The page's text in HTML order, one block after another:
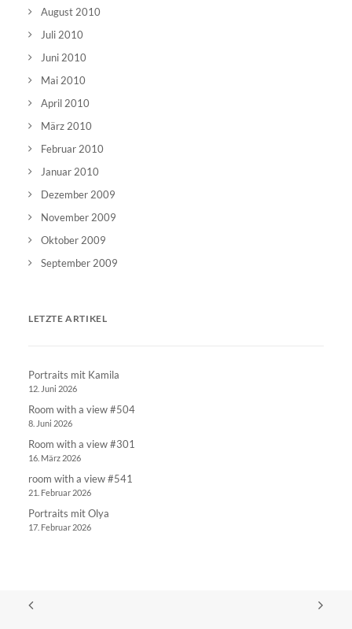
August 2010
Juli 2010
Juni 2010
Mai 2010
April 2010
März 2010
Februar 2010
Januar 2010
Dezember 2009
November 2009
Oktober 2009
September 2009
LETZTE ARTIKEL
Portraits mit Kamila
12. Juni 2026
Room with a view #504
8. Juni 2026
Room with a view #301
16. März 2026
room with a view #541
21. Februar 2026
Portraits mit Olya
17. Februar 2026